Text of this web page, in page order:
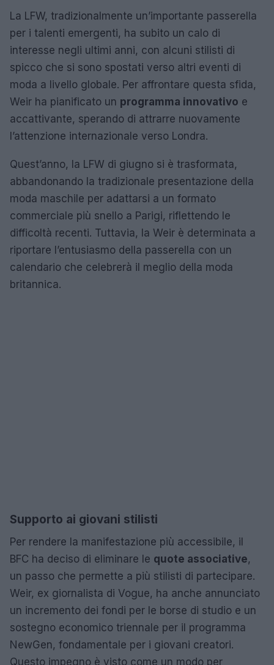
La LFW, tradizionalmente un’importante passerella
per i talenti emergenti, ha subito un calo di
interesse negli ultimi anni, con alcuni stilisti di
spicco che si sono spostati verso altri eventi di
moda a livello globale. Per affrontare questa sfida,
Weir ha pianificato un programma innovativo e
accattivante, sperando di attrarre nuovamente
l’attenzione internazionale verso Londra.
Quest’anno, la LFW di giugno si è trasformata,
abbandonando la tradizionale presentazione della
moda maschile per adattarsi a un formato
commerciale più snello a Parigi, riflettendo le
difficoltà recenti. Tuttavia, la Weir è determinata a
riportare l’entusiasmo della passerella con un
calendario che celebrerà il meglio della moda
britannica.
Supporto ai giovani stilisti
Per rendere la manifestazione più accessibile, il
BFC ha deciso di eliminare le quote associative,
un passo che permette a più stilisti di partecipare.
Weir, ex giornalista di Vogue, ha anche annunciato
un incremento dei fondi per le borse di studio e un
sostegno economico triennale per il programma
NewGen, fondamentale per i giovani creatori.
Questo impegno è visto come un modo per